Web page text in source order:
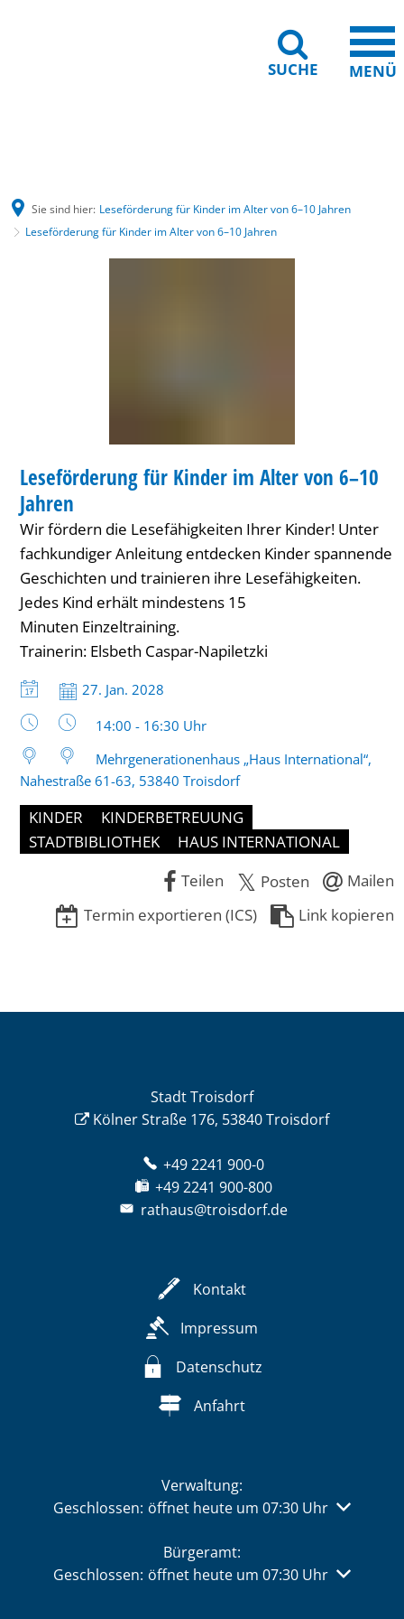
SUCHE MENÜ
Sie sind hier: Leseförderung für Kinder im Alter von 6–10 Jahren
Leseförderung für Kinder im Alter von 6–10 Jahren
Jahren
KATEGORIE: KINDER
Leseförderung für Kinder im Alter von 6–10
Jahren
Wir fördern die Lesefähigkeiten Ihrer Kinder! Unter
fachkundiger Anleitung entdecken Kinder spannende
Geschichten und trainieren ihre Lesefähigkeiten.
Jedes Kind erhält mindestens 15
Minuten Einzeltraining.
Trainerin: Elsbeth Caspar-Napiletzki
Datum:
27. Jan. 2028
Uhrzeit:
14:00 - 16:30 Uhr
Mehrgenerationenhaus „Haus International“,
Nahestraße 61-63, 53840 Troisdorf
KINDER
KINDERBETREUUNG
STADTBIBLIOTHEK
HAUS INTERNATIONAL
Teilen
Posten
Mailen
Termin exportieren (ICS)
Link kopieren
Stadt Troisdorf
Kölner Straße 176, 53840 Troisdorf
+49 2241 900-0
+49 2241 900-800
rathaus@troisdorf.de
Kontakt
Impressum
Datenschutz
Anfahrt
Verwaltung:
Klicken, um weitere Öffnungs- oder Schließzeiten
Geschlossen: öffnet heute um 07:30 Uhr
Bürgeramt:
Klicken, um weitere Öffnungs- oder Schließzeiten
Geschlossen: öffnet heute um 07:30 Uhr